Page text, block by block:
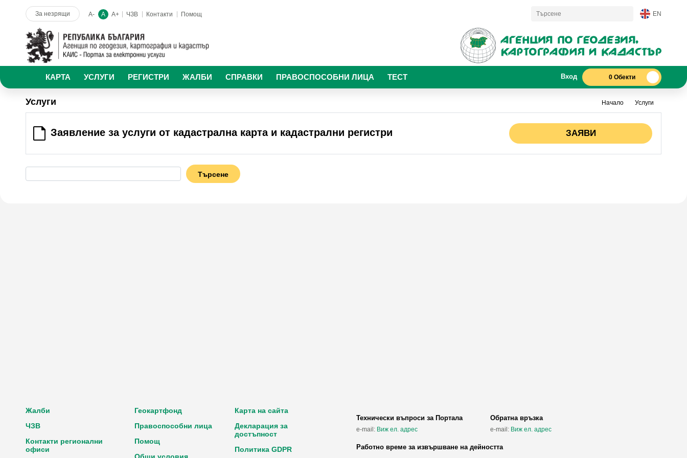
За незрящи A- A A+ ЧЗВ Контакти Помощ EN
КАРТА УСЛУГИ РЕГИСТРИ ЖАЛБИ СПРАВКИ ПРАВОСПОСОБНИ ЛИЦА ТЕСТ 0 Обекти
Вход
Начало Услуги
Услуги
Заявление за услуги от кадастрална карта и кадастрални регистри ЗАЯВИ
Търсене
Жалби
ЧЗВ
Контакти регионални
офиси
Геокартфонд
Правоспособни лица
Помощ
Карта на сайта
Декларация за
достъпност
Политика GDPR
Технически въпроси за Портала
e-mail: Виж ел. адрес
Обратна връзка
e-mail: Виж ел. адрес
Работно време за извършване на дейността